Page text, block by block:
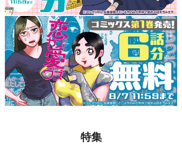
特集